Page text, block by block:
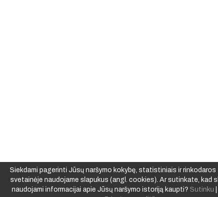
Siekdami pagerinti Jūsų naršymo kokybę, statistiniais ir
svetainėje naudojame slapukus (angl. cookies). Ar sutinkate, kad
naudojami informacijai apie Jūsų naršymo istoriją kaupti? Sutinku